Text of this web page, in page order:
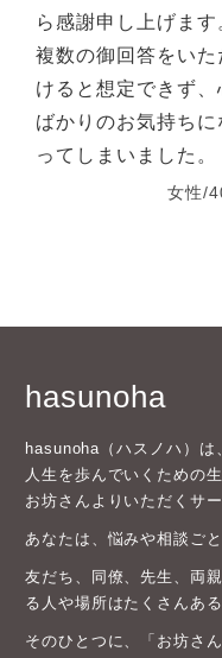
ら感謝申し上げます
複数の御回答をいた
けると想定できず、
ばかりのお気持ちに
ってしまいました。
女性/
hasunoha
hasunoha（ハスノハ）
人生を歩んでいくための
お坊さんよりいただくサー
あなたは、悩みや相談ご
友だち、同僚、先生、両
る人や場所はたくさんあ
そのひとつに、「お坊さ